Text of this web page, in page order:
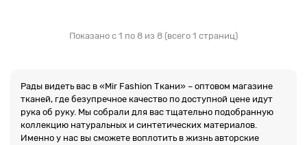
Показано с 1 по 8 из 8 (всего 1 страниц)
Рады видеть вас в «Mir Fashion Ткани» – оптовом магазине
тканей, где безупречное качество по доступной цене идут
рука об руку. Мы собрали для вас тщательно подобранную
коллекцию натуральных и синтетических материалов.
Именно у нас вы сможете воплотить в жизнь авторские